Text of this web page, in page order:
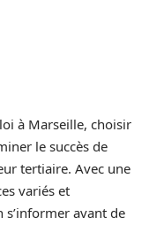
à Marseille, choisir
le succès de
tertiaire. Avec une
variés et
s’informer avant de